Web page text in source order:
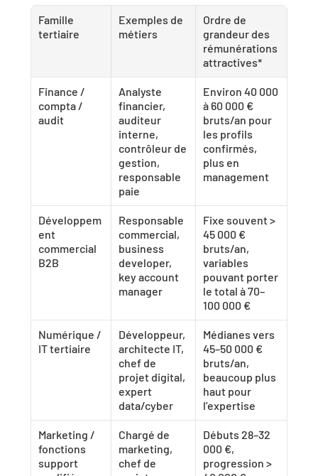
Famille
tertiaire
Exemples de
métiers
Ordre de
grandeur des
rémunérations
attractives*
Finance /
compta /
audit
Analyste
financier,
auditeur
interne,
contrôleur de
gestion,
responsable
paie
Environ 40 000
à 60 000 €
bruts/an pour
les profils
confirmés,
plus en
management
Développem
ent
commercial
B2B
Responsable
commercial,
business
developer,
key account
manager
Fixe souvent >
45 000 €
bruts/an,
variables
pouvant porter
le total à 70–
100 000 €
Numérique /
IT tertiaire
Développeur,
architecte IT,
chef de
projet digital,
expert
data/cyber
Médianes vers
45–50 000 €
bruts/an,
beaucoup plus
haut pour
l’expertise
Marketing /
fonctions
support
Chargé de
marketing,
chef de
Débuts 28–32
000 €,
progression >